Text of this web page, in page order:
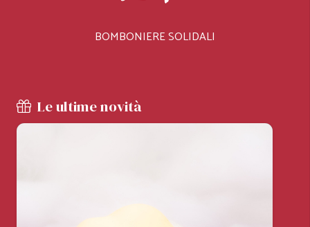
BOMBONIERE SOLIDALI
Le ultime novità